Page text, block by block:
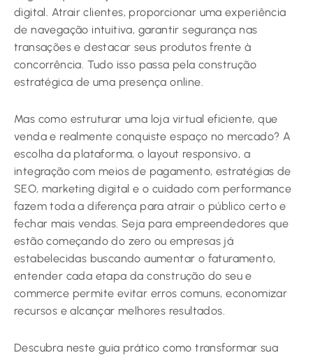
digital. Atrair clientes, proporcionar uma experiência
de navegação intuitiva, garantir segurança nas
transações e destacar seus produtos frente à
concorrência. Tudo isso passa pela construção
estratégica de uma presença online.
Mas como estruturar uma loja virtual eficiente, que
venda e realmente conquiste espaço no mercado? A
escolha da plataforma, o layout responsivo, a
integração com meios de pagamento, estratégias de
SEO, marketing digital e o cuidado com performance
fazem toda a diferença para atrair o público certo e
fechar mais vendas. Seja para empreendedores que
estão começando do zero ou empresas já
estabelecidas buscando aumentar o faturamento,
entender cada etapa da construção do seu e
commerce permite evitar erros comuns, economizar
recursos e alcançar melhores resultados.
Descubra neste guia prático como transformar sua